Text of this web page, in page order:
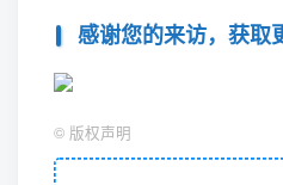
感谢您的来访，获取
© 版权声明